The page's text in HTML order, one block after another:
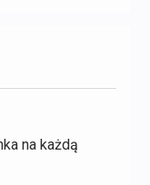
na każdą